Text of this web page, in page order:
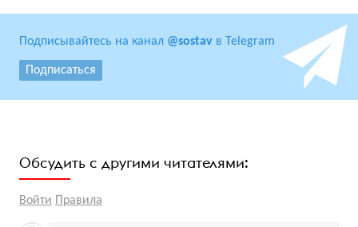
Подписывайтесь на канал @sostav в Telegram
Подписаться
Обсудить с другими читателями:
Войти Правила